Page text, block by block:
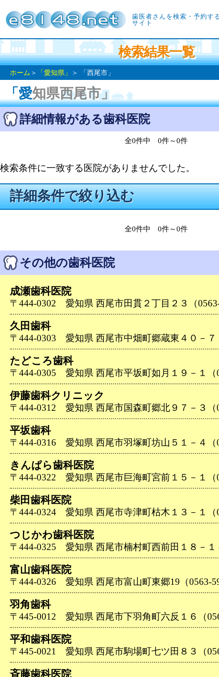
歯医者さんを検索・予約す
サイト
検索結果一覧
ホーム ＞ 「愛知県」 ＞ 「西尾市」
「愛知県西尾市」
詳細情報がある歯科医院
全0件中 0件～0件
検索条件に一致する医院がありませんでした。
詳細条件で絞り込む
全0件中 0件～0件
その他の歯科医院
成瀬歯科医院
〒444-0302 愛知県 西尾市田貫２丁目２３（
久田歯科
〒444-0303 愛知県 西尾市中畑町郷蔵東４０－７
たどころ歯科
〒444-0305 愛知県 西尾市平坂町如月１９－１（
伊藤歯科クリニック
〒444-0312 愛知県 西尾市国森町郷北９７－３（
平坂歯科
〒444-0316 愛知県 西尾市羽塚町坊山５１－４（
きんぱら歯科医院
〒444-0322 愛知県 西尾市巨海町宮前１５－１（
柴田歯科医院
〒444-0324 愛知県 西尾市寺津町枯木１３－１（
つじかわ歯科医院
〒444-0325 愛知県 西尾市楠村町西前田１８－１
富山歯科医院
〒444-0326 愛知県 西尾市富山町東郷19（0563-
羽角歯科
〒445-0012 愛知県 西尾市下羽角町六反１６（
平和歯科医院
〒445-0021 愛知県 西尾市駒場町七ツ田８３（
斉藤歯科医院